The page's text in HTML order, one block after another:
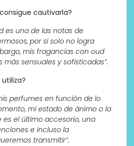
cautivarla?
es una de las notas de
por sí solo no logra
mis fragancias con oud
más sensuales y sofisticadas”.
utiliza?
perfumes en función de lo
mi estado de ánimo o la
es el último accesorio, una
e incluso la
transmitir”.